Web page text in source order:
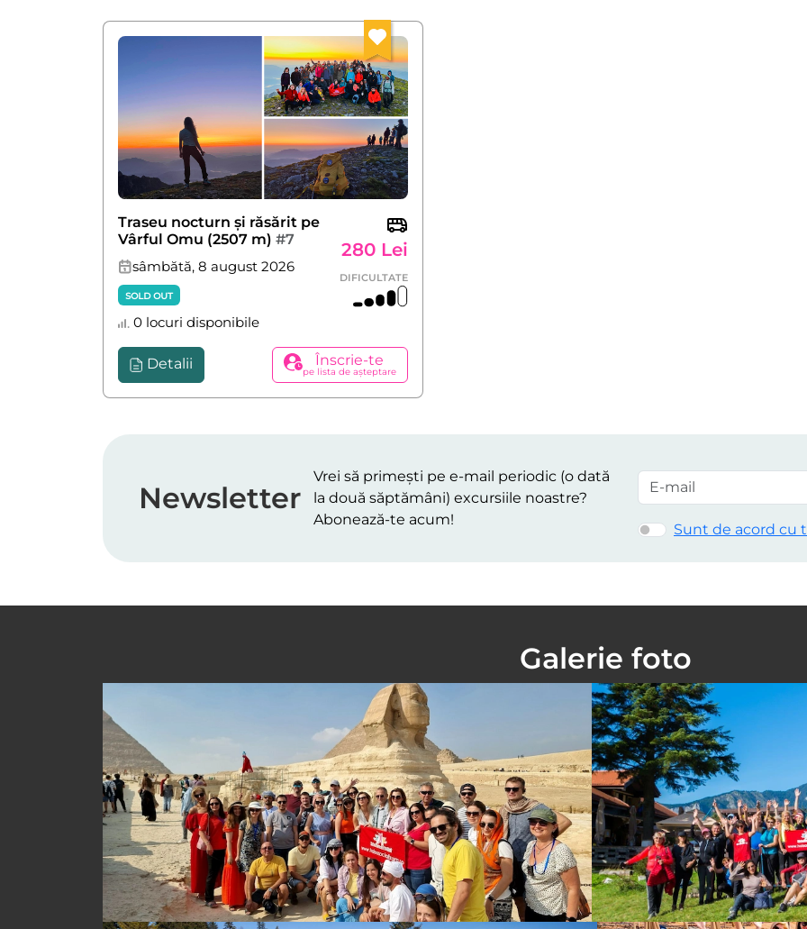
Traseu nocturn și răsărit pe
Vârful Omu (2507 m) #7
sâmbătă, 8 august 2026
SOLD OUT
0 locuri disponibile
280 Lei
DIFICULTATE
Detalii Înscrie-te
pe lista de așteptare
Newsletter
Vrei să primești pe e-mail periodic (o dată
la două săptămâni) excursiile noastre?
Abonează-te acum!
Sunt de acord cu
Galerie foto